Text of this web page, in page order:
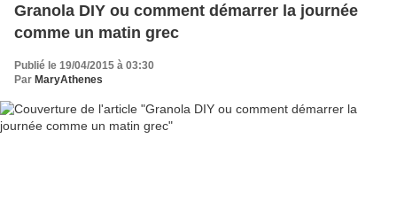
Granola DIY ou comment démarrer la journée
comme un matin grec
Publié le 19/04/2015 à 03:30
Par MaryAthenes